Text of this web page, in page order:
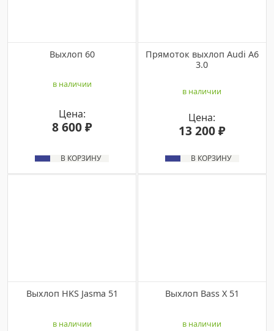
Выхлоп 60
в наличии
Цена:
8 600 ₽
В КОРЗИНУ
Прямоток выхлоп Audi A6
3.0
в наличии
Цена:
13 200 ₽
В КОРЗИНУ
Выхлоп HKS Jasma 51
в наличии
Выхлоп Bass X 51
в наличии